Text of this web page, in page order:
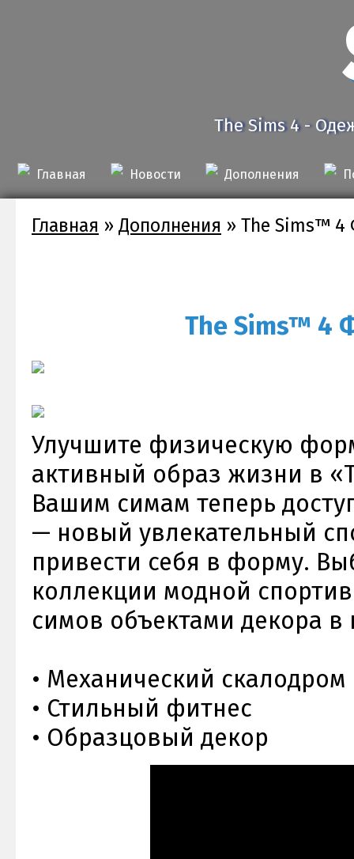
The Sims 4 -
Главная Новости Дополнения
Главная » Дополнения » The Sims™ 4
The Sims™ 4
Улучшите физическую
активный образ жизни в
Вашим симам теперь
— новый увлекательный
привести себя в форму.
коллекции модной
симов объектами декора в
• Механический скалодром
• Стильный фитнес
• Образцовый декор